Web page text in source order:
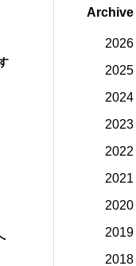
Archive
2026
2025
2024
2023
2022
2021
2020
2019
2018